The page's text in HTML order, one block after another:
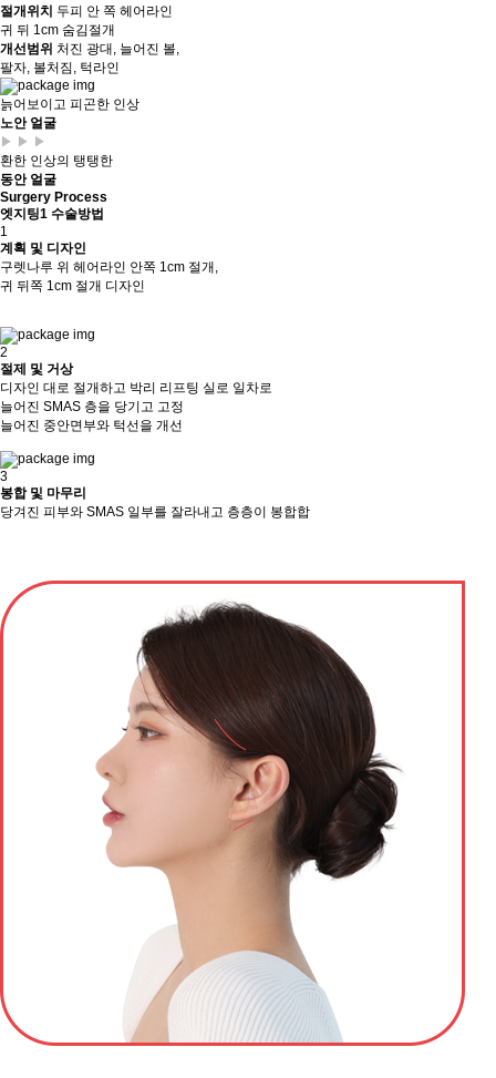
절개위치 두피 안 쪽 헤어라인
귀 뒤 1cm 숨김절개
개선범위 처진 광대, 늘어진 볼,
팔자, 볼처짐, 턱라인
늙어보이고 피곤한 인상
노안 얼굴
▶ ▶ ▶
환한 인상의 탱탱한
동안 얼굴
Surgery Process
엣지팅1 수술방법
1
계획 및 디자인
구렛나루 위 헤어라인 안쪽 1cm 절개,
귀 뒤쪽 1cm 절개 디자인
2
절제 및 거상
디자인 대로 절개하고 박리 리프팅 실로 일차로
늘어진 SMAS 층을 당기고 고정
늘어진 중안면부와 턱선을 개선
3
봉합 및 마무리
당겨진 피부와 SMAS 일부를 잘라내고 층층이 봉합합